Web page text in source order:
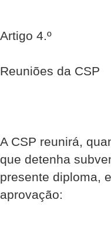
Artigo 4.º
Reuniões da CSP
A CSP reunirá,
que detenha
presente diploma,
aprovação: